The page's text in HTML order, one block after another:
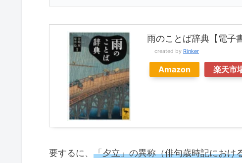
雨のことば辞典【電子
created by Rinker
Amazon 楽天市
要するに、 「夕立」の異称（俳句歳時記におけ